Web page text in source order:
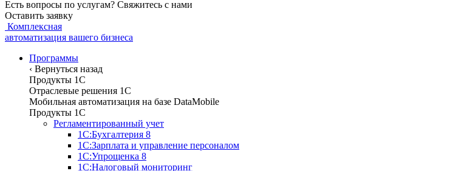
Есть вопросы по услугам? Свяжитесь с нами
Оставить заявку
Комплексная
автоматизация вашего бизнеса
Программы
‹ Вернуться назад
Продукты 1С
Отраслевые решения 1C
Мобильная автоматизация на базе DataMobile
Продукты 1С
Регламентированный учет
1С:Бухгалтерия 8
1С:Зарплата и управление персоналом
1С:Упрощенка 8
1С:Налоговый мониторинг